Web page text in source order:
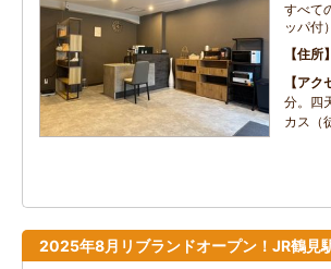
すべて
ッパ付
住所
アク
分。四
カス（
2025年8月リブランドオープン！JR鶴見